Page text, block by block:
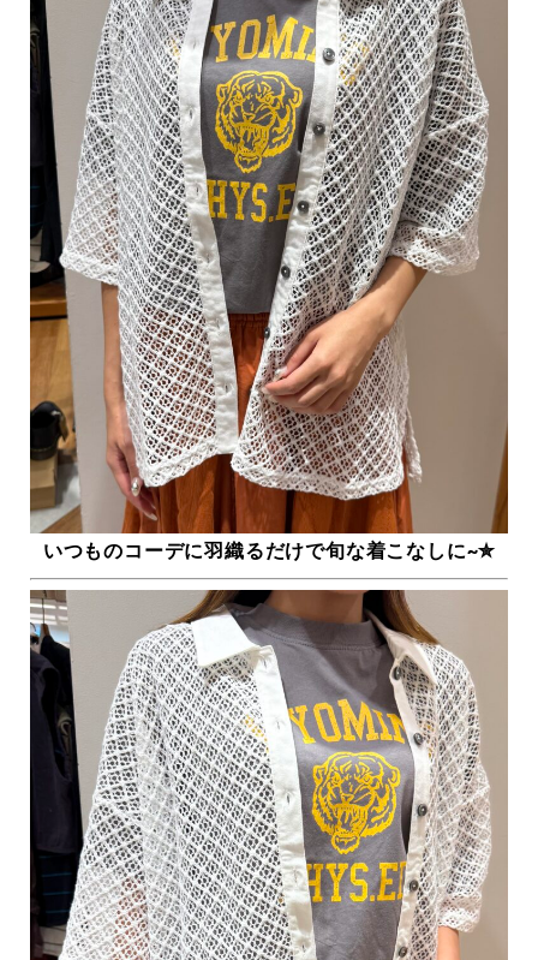
いつものコーデに羽織るだけで旬な着こなしに~✮